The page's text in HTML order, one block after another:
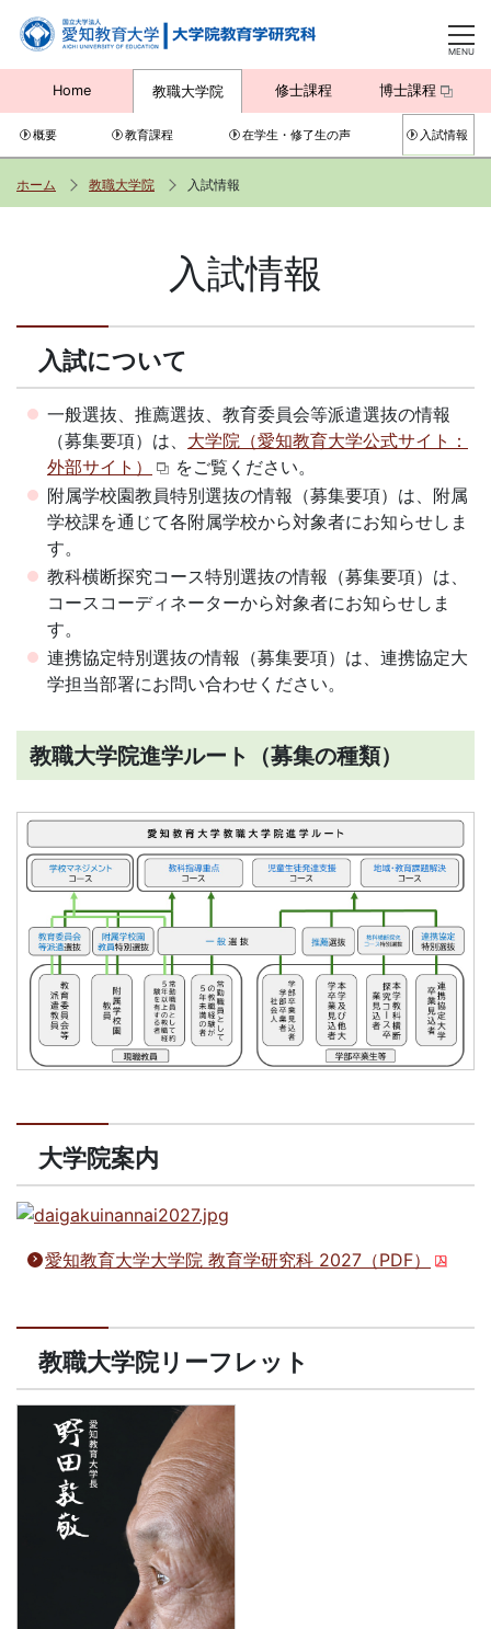
MENU
Home 教職大学院 修士課程 博士課程
概要 教育課程 在学生・修了生の声 入試情報
ホーム 教職大学院 入試情報
入試情報
入試について
一般選抜、推薦選抜、教育委員会等派遣選抜の情報
（募集要項）は、 大学院（愛知教育大学公式サイト：
外部サイト）
をご覧ください。
附属学校園教員特別選抜の情報（募集要項）は、附属
学校課を通じて各附属学校から対象者にお知らせしま
す。
教科横断探究コース特別選抜の情報（募集要項）は、
コースコーディネーターから対象者にお知らせしま
す。
連携協定特別選抜の情報（募集要項）は、連携協定大
学担当部署にお問い合わせください。
教職大学院進学ルート（募集の種類）
大学院案内
愛知教育大学大学院 教育学研究科 2027（PDF）
教職大学院リーフレット